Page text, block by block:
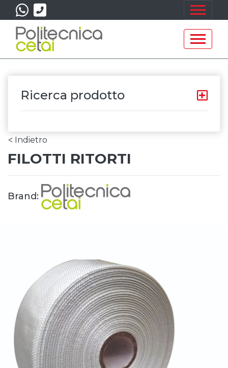
Ricerca prodotto
< Indietro
FILOTTI RITORTI
Brand: